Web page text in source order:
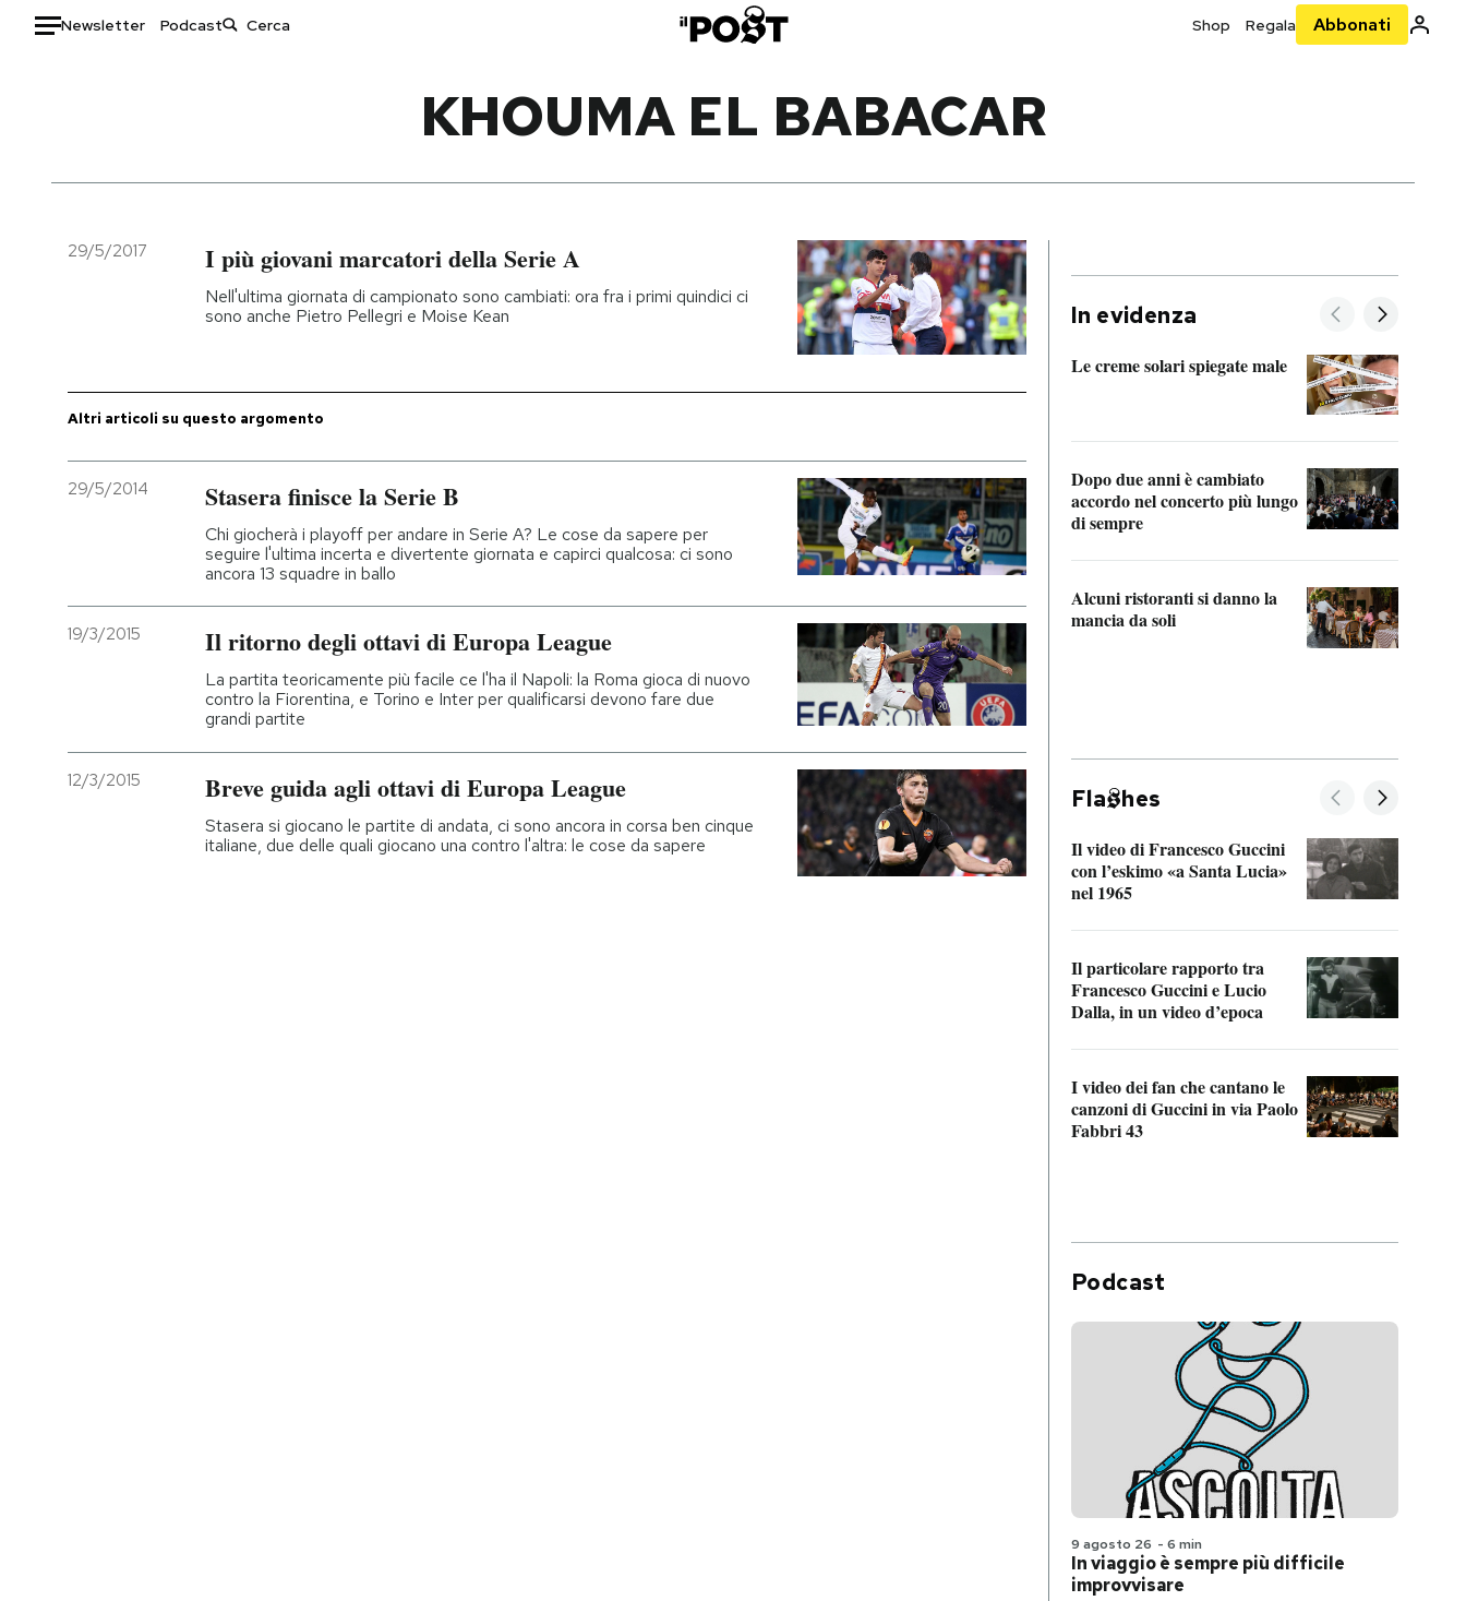
Newsletter Podcast Shop Regala Abbonati
Italia
Politica
Moda
Storie/Idee
Ok Boomer!
NEWSLETTER
SHOP
KHOUMA EL BABACAR
29/5/2017 I più giovani marcatori della Serie A
Nell'ultima giornata di campionato sono cambiati: ora fra i primi quindici ci
sono anche Pietro Pellegri e Moise Kean
Altri articoli su questo argomento
29/5/2014 Stasera finisce la Serie B
Chi giocherà i playoff per andare in Serie A? Le cose da sapere per
seguire l'ultima incerta e divertente giornata e capirci qualcosa: ci sono
ancora 13 squadre in ballo
19/3/2015 Il ritorno degli ottavi di Europa League
La partita teoricamente più facile ce l'ha il Napoli: la Roma gioca di nuovo
contro la Fiorentina, e Torino e Inter per qualificarsi devono fare due
grandi partite
12/3/2015 Breve guida agli ottavi di Europa League
Stasera si giocano le partite di andata, ci sono ancora in corsa ben cinque
italiane, due delle quali giocano una contro l'altra: le cose da sapere
In evidenza
Le creme solari spiegate male
Dopo due anni è cambiato
accordo nel concerto più lungo
di sempre
Alcuni ristoranti si danno la
mancia da soli
Fla hes
Il video di Francesco Guccini
con l’eskimo «a Santa Lucia»
nel 1965
Il particolare rapporto tra
Francesco Guccini e Lucio
Dalla, in un video d’epoca
I video dei fan che cantano le
canzoni di Guccini in via Paolo
Fabbri 43
Podcast
9 agosto 26 - 6 min
In viaggio è sempre più difficile
improvvisare